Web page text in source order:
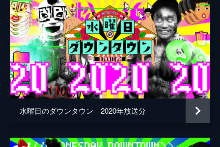
食える説」や「クサくて起きることない
説」、説教シリーズに、布袋に、ベンジョン
ソンに、ロードの説など17説を一気に検証
53分
2018/12/5放送 #156 モンスターハウス
#4 ほか
もしも、生放送で未成年のカバンからタバコ
が出てきたら…どうする？▼モンスターハウ
スの初回OAを住人全員で見て…クロちゃん
大ピンチ
41分
#5 ほか
水曜日のダウンタウン｜2020年放送分